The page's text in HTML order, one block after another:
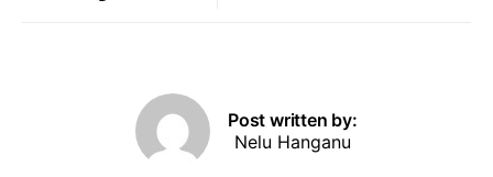
Post written by:
Nelu Hanganu